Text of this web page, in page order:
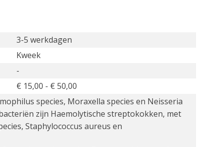
3-5 werkdagen
Kweek
-
€ 15,00 - € 50,00
species, Moraxella species en Neisseria
zijn Haemolytische streptokokken, met
Staphylococcus aureus en